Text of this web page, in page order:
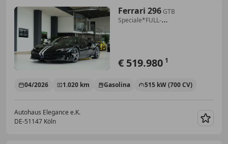
Ferrari 296GTB
Speciale*FULL-
€ 519.980 1
04/2026 1.020 km Gasolina 515 kW (700 CV)
Autohaus Elegance e.K.
DE-51147 Köln